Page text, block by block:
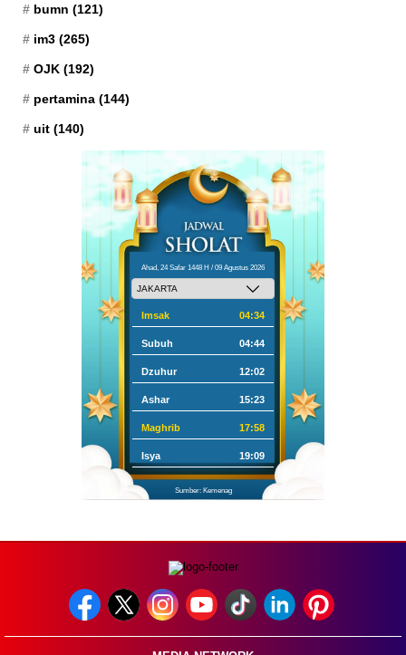
bumn (121)
im3 (265)
OJK (192)
pertamina (144)
uit (140)
Ahad, 24 Safar 1448 H / 09 Agustus 2026
Imsak 04:34
Subuh 04:44
Dzuhur 12:02
Ashar 15:23
Maghrib 17:58
Isya 19:09
Sumber: Kemenag